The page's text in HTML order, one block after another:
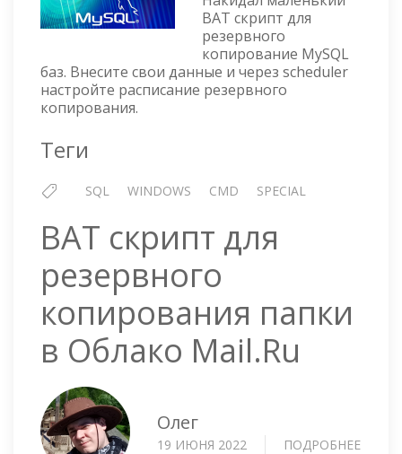
BAT скрипт для
резервного
копирование MySQL
баз. Внесите свои данные и через scheduler
настройте расписание резервного
копирования.
Теги
SQL WINDOWS CMD SPECIAL
BAT скрипт для
резервного
копирования папки
в Облако Mail.Ru
Олег
19 ИЮНЯ 2022 ПОДРОБНЕЕ